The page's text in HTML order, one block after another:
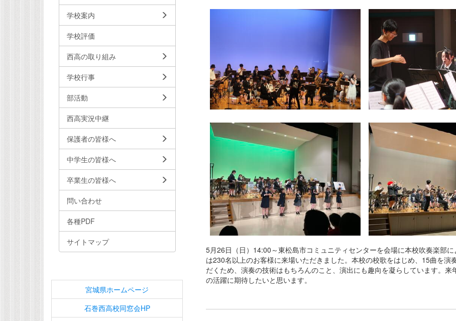
5月26日（日）14:00～東松島市コミュニティセンターを会場に本校吹奏楽部
は230名以上のお客様に来場いただきました。本校の校歌をはじめ、15曲を演
だくため、演奏の技術はもちろんのこと、演出にも趣向を凝らしています。
の活躍に期待したいと思います。
学校案内
学校評価
西高の取り組み
学校行事
部活動
西高実況中継
保護者の皆様へ
中学生の皆様へ
卒業生の皆様へ
問い合わせ
各種PDF
サイトマップ
宮城県ホームページ
石巻西高校同窓会HP